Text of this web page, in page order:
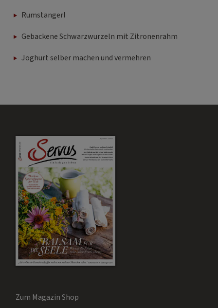
Rumstangerl
Gebackene Schwarzwurzeln mit Zitronenrahm
Joghurt selber machen und vermehren
Zum Magazin Shop